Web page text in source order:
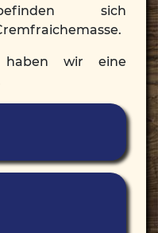
sich
haben wir eine